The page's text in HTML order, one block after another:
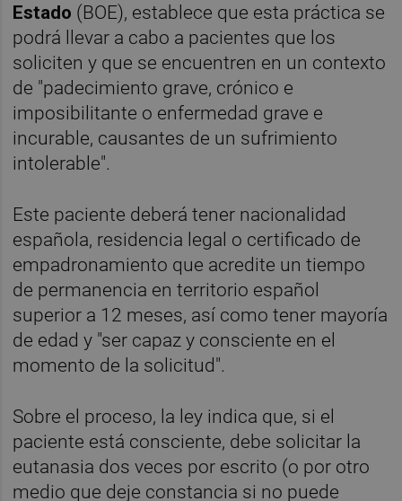
Estado (BOE), establece que esta práctica se
podrá llevar a cabo a pacientes que los
soliciten y que se encuentren en un contexto
de "padecimiento grave, crónico e
imposibilitante o enfermedad grave e
incurable, causantes de un sufrimiento
intolerable".
Este paciente deberá tener nacionalidad
española, residencia legal o certificado de
empadronamiento que acredite un tiempo
de permanencia en territorio español
superior a 12 meses, así como tener mayoría
de edad y "ser capaz y consciente en el
momento de la solicitud".
Sobre el proceso, la ley indica que, si el
paciente está consciente, debe solicitar la
eutanasia dos veces por escrito (o por otro
medio que deje constancia si no puede